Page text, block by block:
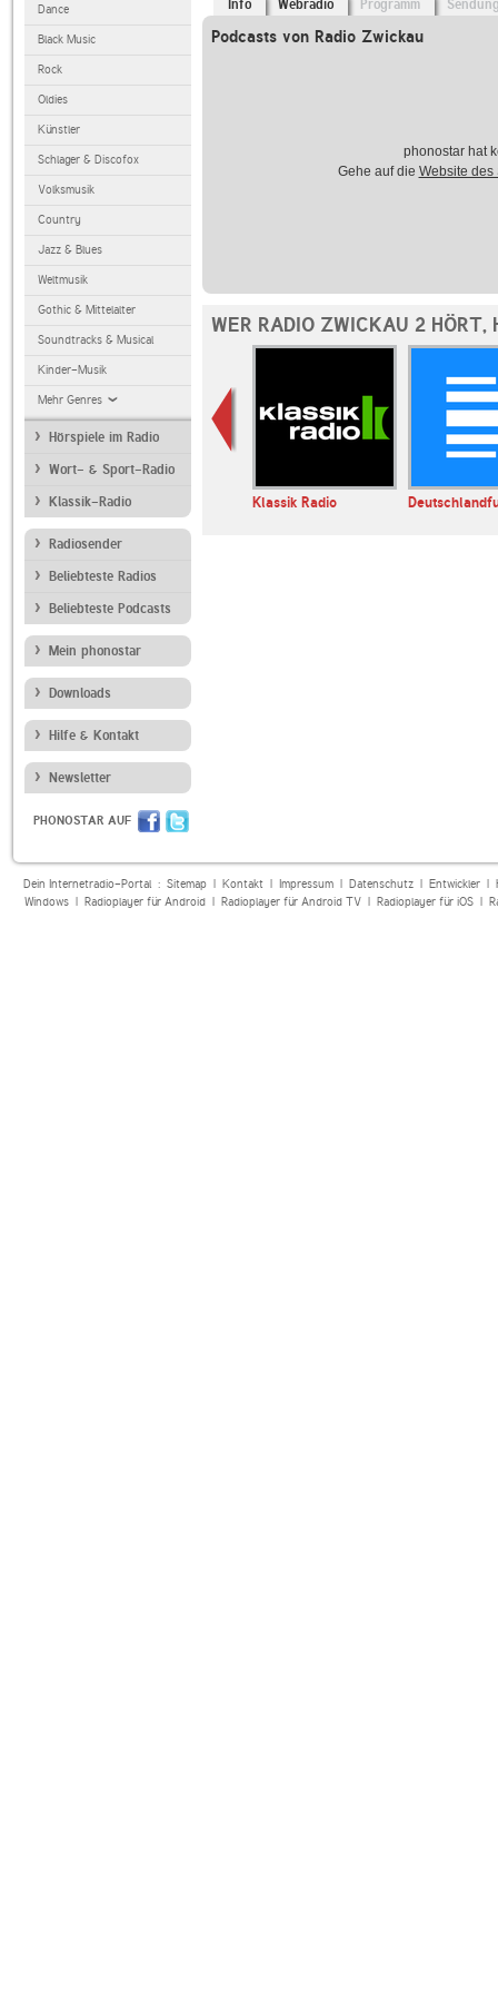
Dance
Black Music
Rock
Oldies
Künstler
Schlager & Discofox
Volksmusik
Country
Jazz & Blues
Weltmusik
Gothic & Mittelalter
Soundtracks & Musical
Kinder-Musik
Mehr Genres
Hörspiele im Radio
Wort- & Sport-Radio
Klassik-Radio
Radiosender
Beliebteste Radios
Beliebteste Podcasts
Mein phonostar
Downloads
Hilfe & Kontakt
Newsletter
PHONOSTAR AUF
Info Webradio Programm
Podcasts von Radio Zwickau
phonostar hat
Gehe auf die Website des
WER RADIO ZWICKAU 2 HÖRT,
BR24 Klassik Radio
Dein Internetradio-Portal : Sitemap| Kontakt| Impressum| Datenschutz| Entwickler|
Windows| Radioplayer für Android| Radioplayer für Android TV| Radioplayer für iOS|